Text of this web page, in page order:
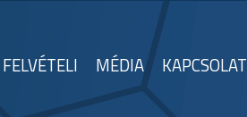
FELVÉTELI MÉDIA KAPCSOLAT